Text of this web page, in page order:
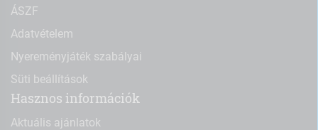
ÁSZF
Adatvételem
Nyereményjáték szabályai
Süti beállítások
Hasznos információk
Aktuális ajánlatok